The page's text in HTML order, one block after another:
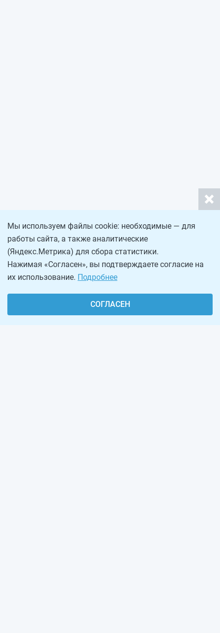
Мы используем файлы cookie: необходимые — для
работы сайта, а также аналитические
(Яндекс.Метрика) для сбора статистики.
Нажимая «Согласен», вы подтверждаете согласие на
их использование. Подробнее
СОГЛАСЕН